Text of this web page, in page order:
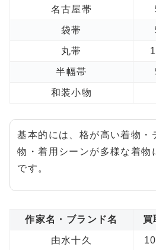
名古屋帯
袋帯
丸帯
半幅帯
和装小物
基本的には、格が高い着物・
物・着用シーンが多様な着物
です。
作家名・ブランド名 買
由水十久